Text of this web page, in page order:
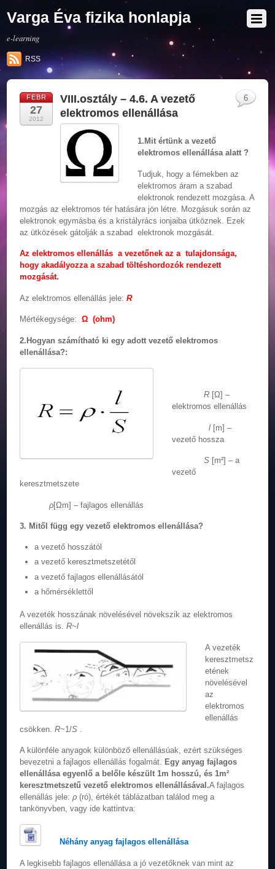
Varga Éva fizika honlapja
e-learning
RSS
FEBR
27
2012
VIII.osztály – 4.6. A vezető
elektromos ellenállása
1.Mit értünk a vezető
elektromos ellenállása alatt ?
Tudjuk, hogy a fémekben az
elektromos áram a szabad
elektronok rendezett mozgása. A
mozgás az elektromos tér hatására jön létre. Mozgásuk során az
elektronok egymásba és a kristályrács ionjaiba ütköznek. Ezek
az ütközések gátolják a szabad elektronok mozgását.
Az elektromos ellenállás a vezetőnek az a tulajdonsága,
hogy akadályozza a szabad töltéshordozók rendezett
mozgását.
Az elektromos ellenállás jele: R
Mértékegysége: Ω (ohm)
2.Hogyan számítható ki egy adott vezető elektromos
ellenállása?:
R [Ω] –
elektromos ellenállás
l [m] –
vezető hossza
S [m²] – a
vezető
keresztmetszete
ρ[Ωm] – fajlagos ellenállás
3. Mitől függ egy vezető elektromos ellenállása?
a vezető hosszától
a vezető keresztmetszetétől
a vezető fajlagos ellenállásától
a hőmérséklettől
A vezeték hosszának növelésével növekszik az elektromos
ellenállás is.R~l
A vezeték
keresztmetsz
etének
növelésével
az
elektromos
ellenállás
csökken.R~1/S
A különféle anyagok különböző ellenállásúak, ezért szükséges
bevezetni a fajlagos ellenállás fogalmát. Egy anyag fajlagos
ellenállása egyenlő a belőle készült 1m hosszú, és 1m²
keresztmetszetű vezető elektromos ellenállásával.A fajlagos
ellenállás jele:ρ (ró), értékét táblázatban találod meg a
tankönyvben, vagy ide kattintva:
Néhány anyag fajlagos ellenállása
A legkisebb fajlagos ellenállása a jó vezetőknek van mint az
6